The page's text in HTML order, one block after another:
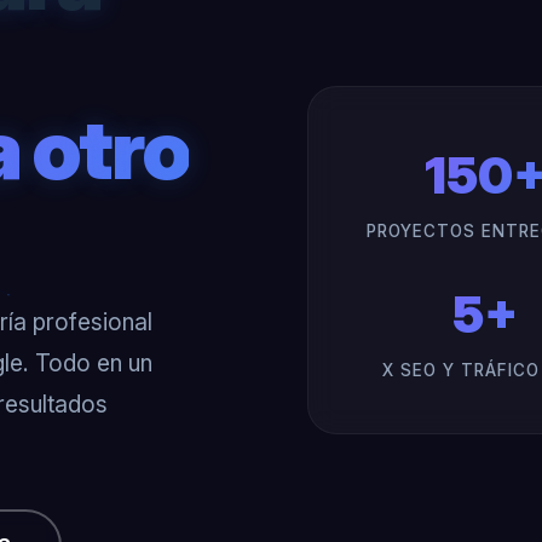
otro
profesional
Todo en un
PROYECTOS
5+
X SEO Y